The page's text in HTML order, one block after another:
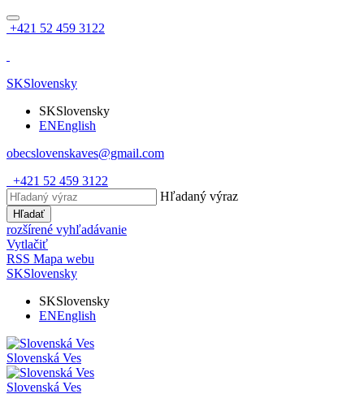
+421 52 459 3122
SKSlovensky
SKSlovensky
ENEnglish
obecslovenskaves@gmail.com
+421 52 459 3122
Hľadaný výraz
Hľadať
rozšírené vyhľadávanie
Vytlačiť
RSS Mapa webu
SKSlovensky
SKSlovensky
ENEnglish
Slovenská Ves
Slovenská Ves